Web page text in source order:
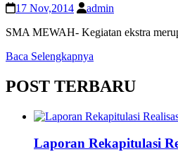
17 Nov,2014
admin
SMA MEWAH- Kegiatan ekstra
Baca Selengkapnya
POST TERBARU
Laporan Rekapitulasi